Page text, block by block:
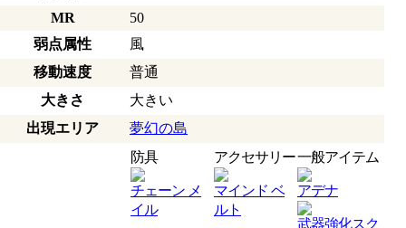
MR
50
弱点属性
風
移動速度
普通
大きさ
大きい
出現エリア
夢幻の島
防具
チェーン メ
イル
アクセサリー
マインド ベ
ルト
一般アイテム
アデナ
武器強化スク